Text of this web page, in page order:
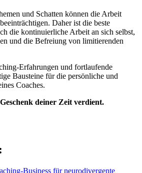
und Schatten können die Arbeit
Daher ist die beste
die kontinuierliche Arbeit an sich selbst,
und die Befreiung von limitierenden
Erfahrungen und fortlaufende
Bausteine für die persönliche und
Coaches.
deiner Zeit verdient.
Business für neurodivergente